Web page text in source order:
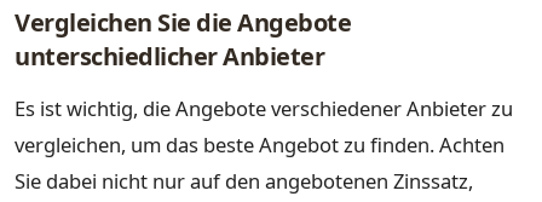
Vergleichen Sie die Angebote
unterschiedlicher Anbieter
Es ist wichtig, die Angebote verschiedener Anbieter zu
vergleichen, um das beste Angebot zu finden. Achten
Sie dabei nicht nur auf den angebotenen Zinssatz,